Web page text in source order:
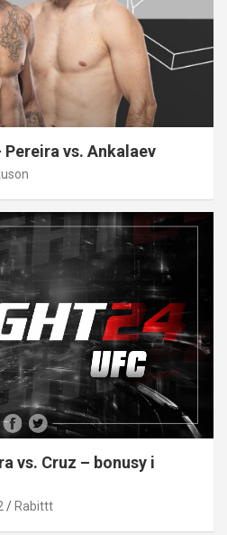
vs. Ankalaev
vs. Cruz – bonusy i
Rabittt